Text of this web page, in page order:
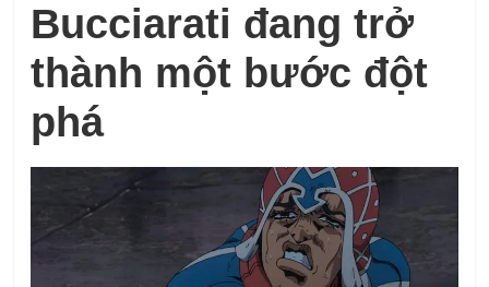
Bucciarati đang trở
thành một bước đột
phá